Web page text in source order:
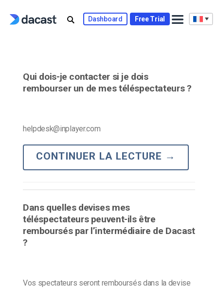
Dashboard Free Trial
Qui dois-je contacter si je dois
rembourser un de mes téléspectateurs ?
helpdesk@inplayer.com
CONTINUER LA LECTURE →
Dans quelles devises mes
téléspectateurs peuvent-ils être
remboursés par l’intermédiaire de Dacast
?
Vos spectateurs seront remboursés dans la devise